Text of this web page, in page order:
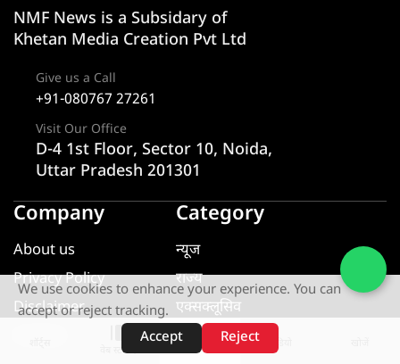
वेब स्टोरीज़
NMF News is a Subsidary of
Khetan Media Creation Pvt Ltd
Give us a Call
+91-080767 27261
Visit Our Office
D-4 1st Floor, Sector 10, Noida,
Uttar Pradesh 201301
Company
About us
Privacy Policy
Disclaimer
Category
न्यूज
राज्य
एक्सक्लूसिव
यूटीलिटी
We use cookies to enhance your experience. You can
accept or reject tracking.
Accept
Reject